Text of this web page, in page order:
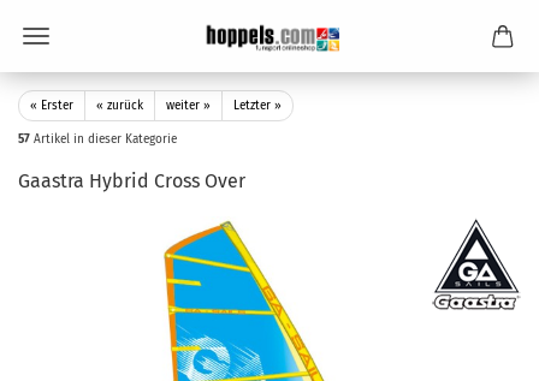
« Erster « zurück weiter » Letzter »
57 Artikel in dieser Kategorie
Gaastra Hybrid Cross Over